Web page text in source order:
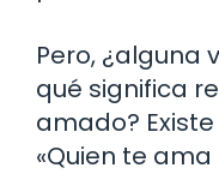
Pero, ¿alguna
qué significa
amado?
«Quien te ama